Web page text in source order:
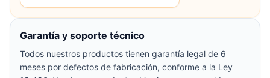
Garantía y soporte técnico
Todos nuestros productos tienen garantía legal de 6
meses por defectos de fabricación, conforme a la Ley